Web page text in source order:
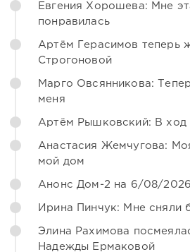
Евгения Хорошева: Мне
понравилась
Артём Герасимов теперь
Строгоновой
Марго Овсянникова:
меня
Артём Рышковский: В ход
Анастасия Жемчугова:
мой дом
Анонс Дом-2 на 6/08/2026
Ирина Пинчук: Мне сняли
Элина Рахимова
Надежды Ермаковой